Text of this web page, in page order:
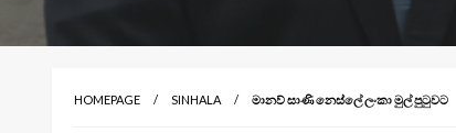
HOMEPAGE SINHALA මානව් සාණි නෙස්ලේ ලංකා මුල් පුටුවට